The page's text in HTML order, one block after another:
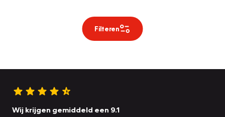
Filteren
Wij krijgen gemiddeld een 9.1